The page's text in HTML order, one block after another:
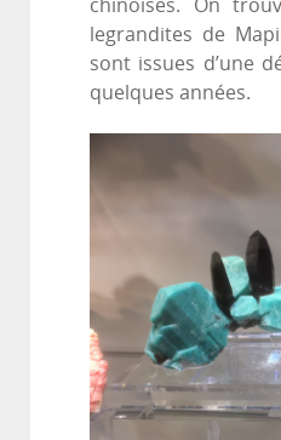
chinoises. On
legrandites de
sont issues d’une
quelques années.